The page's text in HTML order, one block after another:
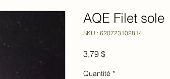
AQE Filet sole
SKU : 620723102814
3,79 $Prix
Quantité *